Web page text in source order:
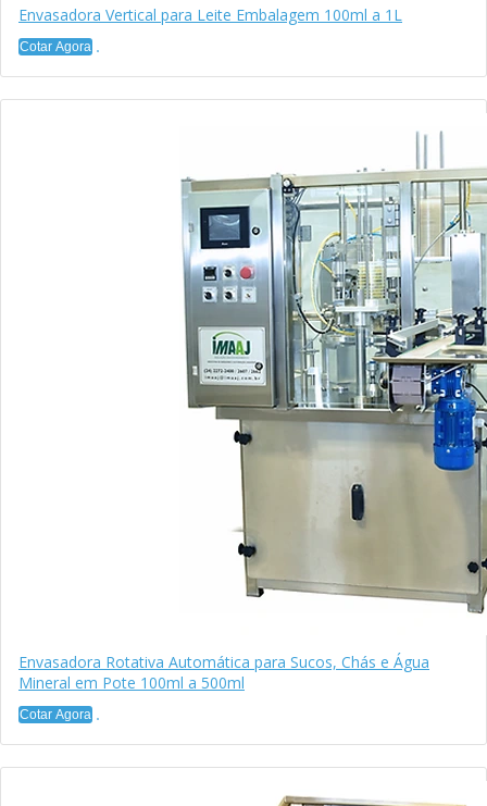
Envasadora Vertical para Leite Embalagem 100ml a 1L
Cotar Agora
Envasadora Rotativa Automática para Sucos, Chás e Água
Mineral em Pote 100ml a 500ml
Cotar Agora